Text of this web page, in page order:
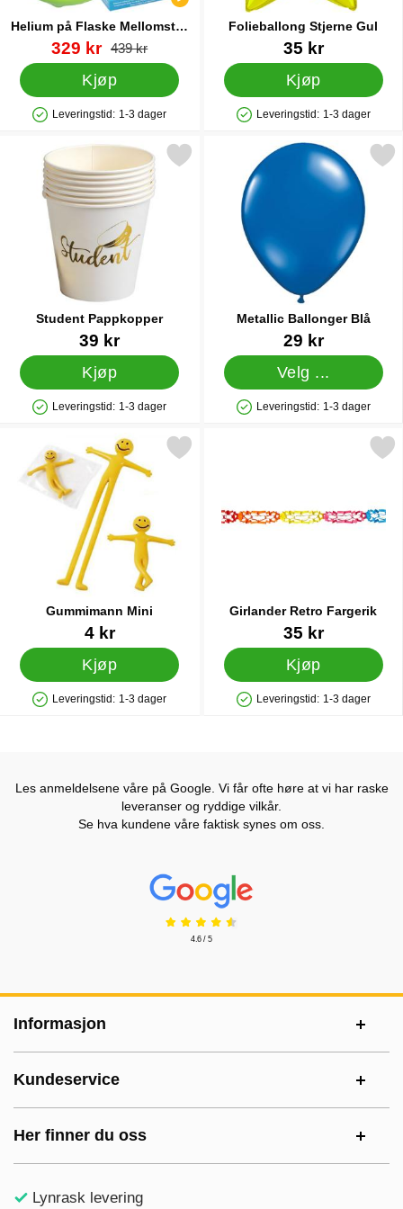
Helium på Flaske Mellomstor
til 30 Ballonger (20-25 cm)
Varenummer 13479
ny pris
329 kr gammel pris
439 kr
Kjøp
Produkttilgjengelighet: På lager
Leveringstid: 1-3 dager
Folieballong Stjerne Gul
Varenummer 5740
35 kr
Kjøp
Produkttilgjengelighet: På lager
Leveringstid: 1-3 dager
Student Pappkopper
Varenummer 27843
39 kr
Kjøp
Produkttilgjengelighet: På lager
Leveringstid: 1-3 dager
Merk student Pappkopper som favoritt
Metallic Ballonger Blå
Varenummer 10496
29 kr
Velg ...
Produkttilgjengelighet: På lager
Leveringstid: 1-3 dager
Merk metallic
Gummimann Mini
Varenummer 12483
4 kr
Kjøp
Produkttilgjengelighet: På lager
Leveringstid: 1-3 dager
Merk gummimann Mini som favoritt
Girlander Retro Fargerik
Varenummer 33416
35 kr
Kjøp
Produkttilgjengelighet: På lager
Leveringstid: 1-3 dager
Merk girlander Retro
Les anmeldelsene våre på Google. Vi får ofte høre at vi har raske
leveranser og ryddige vilkår.
Se hva kundene våre faktisk synes om oss.
Prisjakt Vurdering: 4.6 Stjerne
4.6 / 5
Informasjon
Kundeservice
Her finner du oss
Lynrask levering